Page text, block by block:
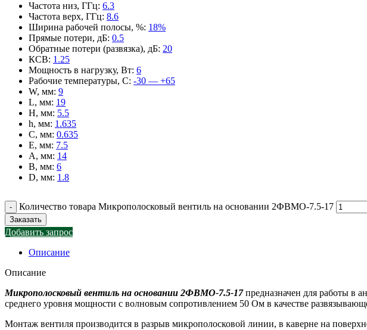
Частота низ, ГГц: 6.3
Частота верх, ГГц: 8.6
Ширина рабочей полосы, %: 18%
Прямые потери, дБ: 0.5
Обратные потери (развязка), дБ: 20
КСВ: 1.25
Мощность в нагрузку, Вт: 6
Рабочие температуры, С: -30 — +65
W, мм: 9
L, мм: 19
H, мм: 5.5
h, мм: 1.635
C, мм: 0.635
E, мм: 7.5
A, мм: 14
B, мм: 6
D, мм: 1.8
Количество товара Микрополосковый вентиль на основании 2ФВМO-7.5-17
Заказать
Добавить запрос
Описание
Описание
Микрополосковый вентиль на основании 2ФВМO-7.5-17предназначен для работы в
среднего уровня мощности с волновым сопротивлением 50 Ом в качестве
Монтаж вентиля производится в разрыв микрополосковой линии, в каверне на